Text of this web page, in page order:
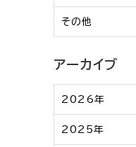
その他
アーカイブ
2026年
2025年